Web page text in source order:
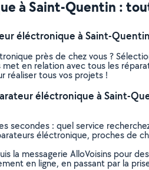
à Saint-Quentin :
éléctronique à Saint-
près de chez vous ?
met en relation avec tous les
réaliser tous vos projets !
éléctronique à Saint-
secondes : quel service
éléctronique, proches de
la messagerie AlloVoisins pour
en ligne, en passant par la